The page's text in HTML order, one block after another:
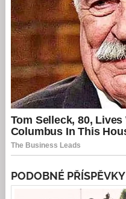
PODOBNÉ PŘÍSPĚVKY